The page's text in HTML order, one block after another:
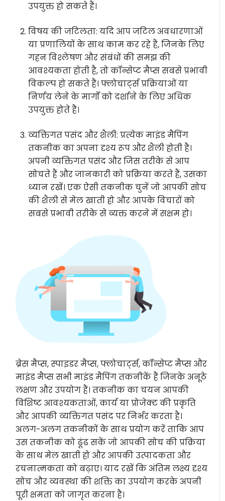
उपयुक्त हो सकते हैं।
विषय की जटिलता: यदि आप जटिल अवधारणाओं
या प्रणालियों के साथ काम कर रहे हैं, जिनके लिए
गहन विश्लेषण और संबंधों की समझ की
आवश्यकता होती है, तो कॉन्सेप्ट मैप्स सबसे प्रभावी
विकल्प हो सकते हैं। फ्लोचार्ट्स प्रक्रियाओं या
निर्णय लेने के मार्गों को दर्शाने के लिए अधिक
उपयुक्त होते हैं।
व्यक्तिगत पसंद और शैली: प्रत्येक माइंड मैपिंग
तकनीक का अपना दृश्य रूप और शैली होती है।
अपनी व्यक्तिगत पसंद और जिस तरीके से आप
सोचते हैं और जानकारी को प्रक्रिया करते हैं, उसका
ध्यान रखें। एक ऐसी तकनीक चुनें जो आपकी सोच
की शैली से मेल खाती हो और आपके विचारों को
सबसे प्रभावी तरीके से व्यक्त करने में सक्षम हो।
ब्रेस मैप्स, स्पाइडर मैप्स, फ्लोचार्ट्स, कॉन्सेप्ट मैप्स और
माइंड मैप्स सभी माइंड मैपिंग तकनीकें हैं जिनके अनूठे
लक्षण और उपयोग हैं। तकनीक का चयन आपकी
विशिष्ट आवश्यकताओं, कार्य या प्रोजेक्ट की प्रकृति
और आपकी व्यक्तिगत पसंद पर निर्भर करता है।
अलग-अलग तकनीकों के साथ प्रयोग करें ताकि आप
उस तकनीक को ढूंढ सकें जो आपकी सोच की प्रक्रिया
के साथ मेल खाती हो और आपकी उत्पादकता और
रचनात्मकता को बढ़ाए। याद रखें कि अंतिम लक्ष्य दृश्य
सोच और व्यवस्था की शक्ति का उपयोग करके अपनी
पूरी क्षमता को जागृत करना है।